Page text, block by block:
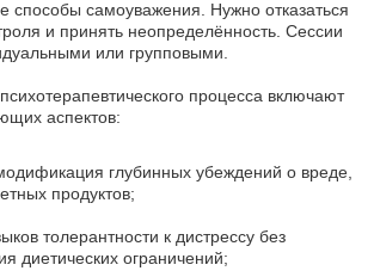
способы самоуважения. Нужно отказаться
и принять неопределённость. Сессии
или групповыми.
процесса включают
аспектов:
глубинных убеждений о вреде,
продуктов;
толерантности к дистрессу без
диетических ограничений;